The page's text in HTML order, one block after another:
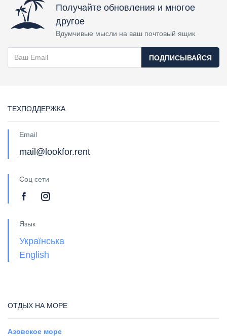
Получайте обновления и многое
другое
Вдумчивые мысли на ваш почтовый ящик
ПОДПИСЫВАЙСЯ
ТЕХПОДДЕРЖКА
Email
mail@lookfor.rent
Соц сети
Язык
Українська
English
ОТДЫХ НА МОРЕ
Азовское море